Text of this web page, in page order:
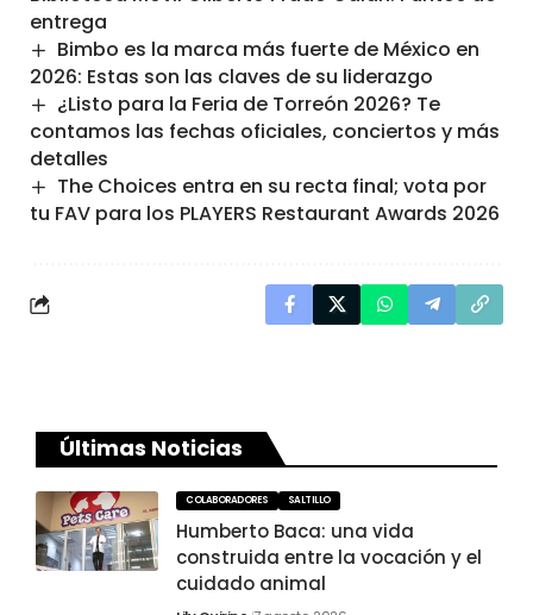
entrega
Bimbo es la marca más fuerte de México en
2026: Estas son las claves de su liderazgo
¿Listo para la Feria de Torreón 2026? Te
contamos las fechas oficiales, conciertos y más
detalles
The Choices entra en su recta final; vota por
tu FAV para los PLAYERS Restaurant Awards 2026
Últimas Noticias
COLABORADORES SALTILLO
Humberto Baca: una vida
construida entre la vocación y el
cuidado animal